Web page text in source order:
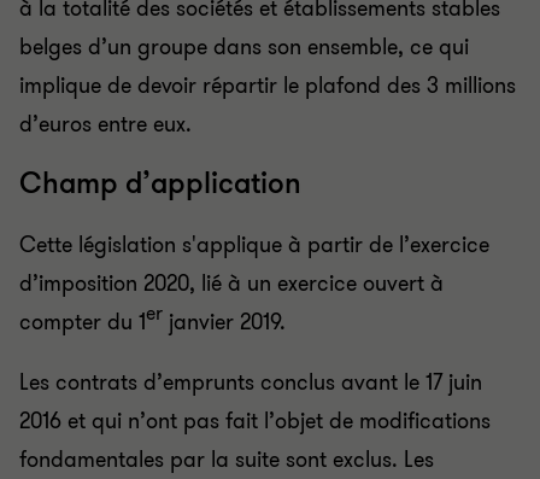
à la totalité des sociétés et établissements stables
belges d’un groupe dans son ensemble, ce qui
implique de devoir répartir le plafond des 3 millions
d’euros entre eux.
Champ d’application
Cette législation s'applique à partir de l’exercice
d’imposition 2020, lié à un exercice ouvert à
compter du 1er janvier 2019.
Les contrats d’emprunts conclus avant le 17 juin
2016 et qui n’ont pas fait l’objet de modifications
fondamentales par la suite sont exclus. Les